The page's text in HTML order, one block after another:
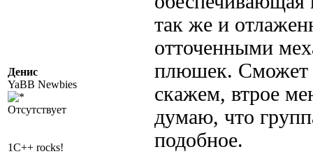
Денис
YaBB Newbies
Отсутствует
1C++ rocks!
так же и
отточенными
плюшек. Сможет
скажем, втрое
думаю, что
подобное.